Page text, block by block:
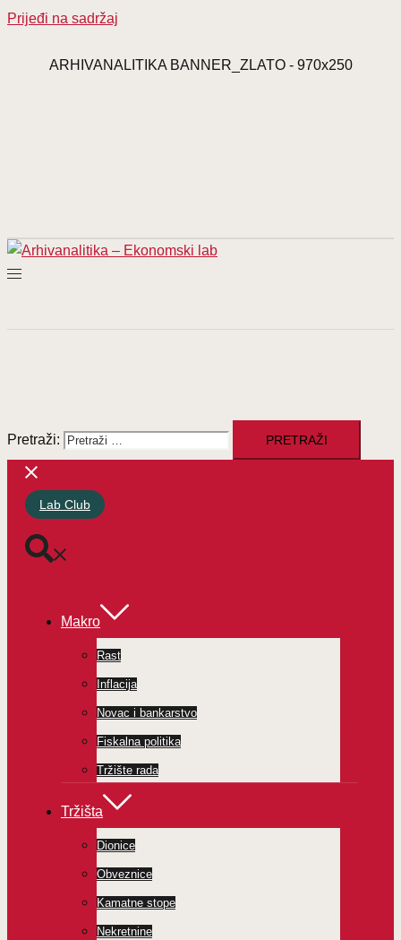
Prijeđi na sadržaj
ARHIVANALITIKA BANNER_ZLATO - 970x250
Pretraži:
Lab Club
Makro
Rast
Inflacija
Novac i bankarstvo
Fiskalna politika
Tržište rada
Tržišta
Dionice
Obveznice
Kamatne stope
Nekretnine